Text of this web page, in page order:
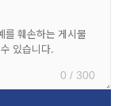
0 / 300